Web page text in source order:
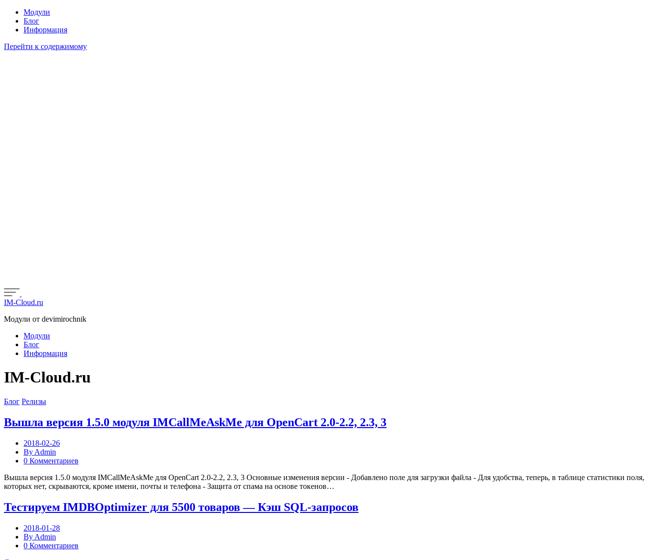
Модули
Блог
Информация
Перейти к содержимому
IM-Cloud.ru
Модули от devimirochnik
Модули
Блог
Информация
IM-Cloud.ru
Блог Релизы
Вышла версия 1.5.0 модуля IMCallMeAskMe для OpenCart 2.0-2.2, 2.3, 3
2018-02-26
By Admin
0 Комментариев
Вышла версия 1.5.0 модуля IMCallMeAskMe для OpenCart 2.0-2.2, 2.3, 3 Основные изменения версии - Добавлено поле для загрузки файла - Для удобства, теперь, в таблице статистики поля,
которых нет, скрываются, кроме имени, почты и телефона - Защита от спама на основе токенов…
Тестируем IMDBOptimizer для 5500 товаров — Кэш SQL-запросов
2018-01-28
By Admin
0 Комментариев